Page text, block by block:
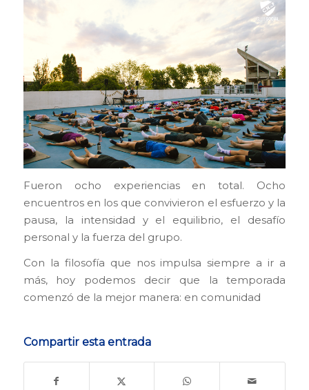
Fueron ocho experiencias en total. Ocho
encuentros en los que convivieron el esfuerzo y la
pausa, la intensidad y el equilibrio, el desafío
personal y la fuerza del grupo.
Con la filosofía que nos impulsa siempre a ir a
más, hoy podemos decir que la temporada
comenzó de la mejor manera: en comunidad
Compartir esta entrada